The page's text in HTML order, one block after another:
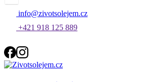
info@zivotsolejem.cz
+421 918 125 889